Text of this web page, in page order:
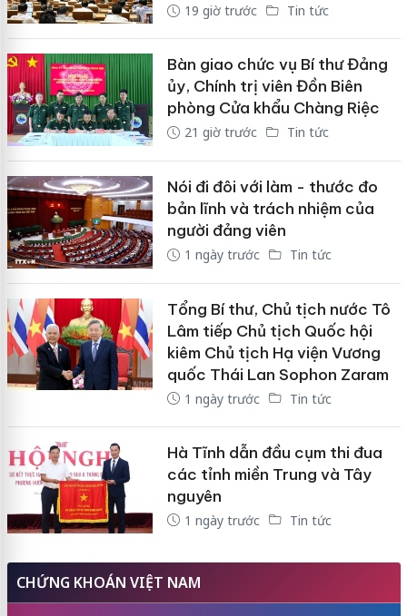
19 giờ trước Tin tức
Bàn giao chức vụ Bí thư Đảng
ủy, Chính trị viên Đồn Biên
phòng Cửa khẩu Chàng Riệc
21 giờ trước Tin tức
Nói đi đôi với làm - thước đo
bản lĩnh và trách nhiệm của
người đảng viên
1 ngày trước Tin tức
Tổng Bí thư, Chủ tịch nước Tô
Lâm tiếp Chủ tịch Quốc hội
kiêm Chủ tịch Hạ viện Vương
quốc Thái Lan Sophon Zaram
1 ngày trước Tin tức
Hà Tĩnh dẫn đầu cụm thi đua
các tỉnh miền Trung và Tây
nguyên
1 ngày trước Tin tức
CHỨNG KHOÁN VIỆT NAM